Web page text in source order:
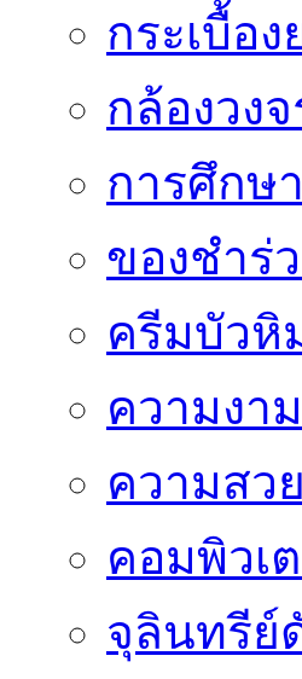
กระเบื้อ
กล้องวง
การศึกษา
ของชำร่
ครีมบัวหิ
ความงาม
ความสว
คอมพิวเ
จุลินทรีย์